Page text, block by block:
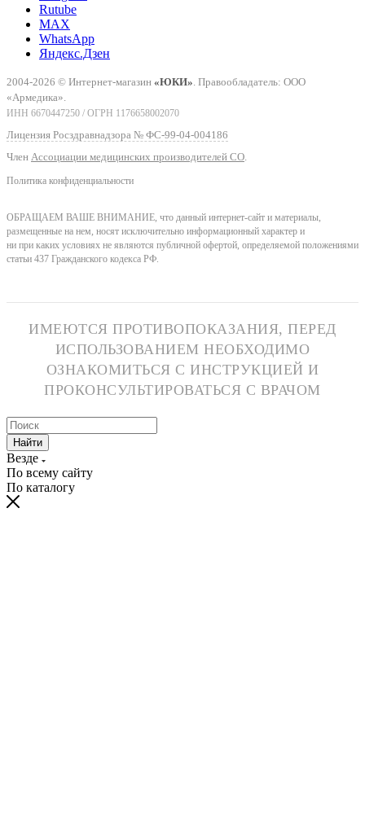
Rutube
MAX
WhatsApp
Яндекс.Дзен
2004-2026 © Интернет-магазин «ЮКИ» . Правообладатель: ООО
«Армедика».
ИНН 6670447250 / ОГРН 1176658002070
Лицензия Росздравнадзора № ФС-99-04-004186
Член Ассоциации медицинских производителей СО
Политика конфиденциальности
ОБРАЩАЕМ ВАШЕ ВНИМАНИЕ, что данный интернет-сайт и материалы,
размещенные на нем, носят исключительно информационный характер и
ни при каких условиях не являются публичной офертой, определяемой положениями
статьи 437 Гражданского кодекса РФ.
ИМЕЮТСЯ ПРОТИВОПОКАЗАНИЯ, ПЕРЕД
ИСПОЛЬЗОВАНИЕМ НЕОБХОДИМО
ОЗНАКОМИТЬСЯ С ИНСТРУКЦИЕЙ И
ПРОКОНСУЛЬТИРОВАТЬСЯ С ВРАЧОМ
Найти
Везде
По всему сайту
По каталогу